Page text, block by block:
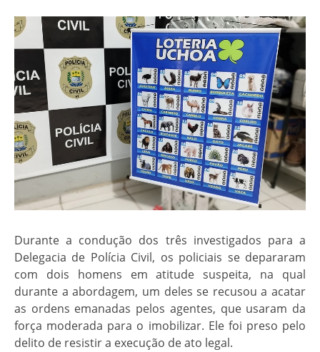
Durante a condução dos três investigados para a
Delegacia de Polícia Civil, os policiais se depararam
com dois homens em atitude suspeita, na qual
durante a abordagem, um deles se recusou a acatar
as ordens emanadas pelos agentes, que usaram da
força moderada para o imobilizar. Ele foi preso pelo
delito de resistir a execução de ato legal.